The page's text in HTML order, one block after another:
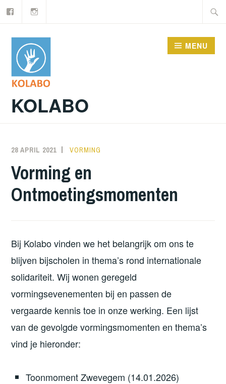
Doorgaan
inhoud
KOLABO
MENU
28 APRIL 2021 NORATUTS
VORMING
Vorming en
Ontmoetingsmomenten
Bij Kolabo vinden we het belangrijk om ons te
blijven bijscholen in thema’s rond internationale
solidariteit. Wij wonen geregeld
vormingsevenementen bij en passen de
vergaarde kennis toe in onze werking. Een lijst
van de gevolgde vormingsmomenten en thema’s
vind je hieronder:
Toonmoment Zwevegem (14.01.2026)